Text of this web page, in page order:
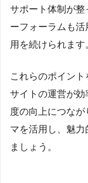
サポート体制が
ーフォーラムも
用を続けられます
これらのポイン
サイトの運営が効
度の向上につな
マを活用し、魅
ましょう。